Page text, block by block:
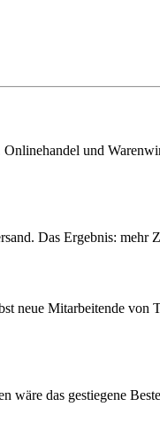
und
Das Ergebnis: mehr
neue Mitarbeitende von
das gestiegene